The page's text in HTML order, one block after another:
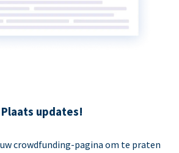
Plaats updates!
crowdfunding-pagina om te praten